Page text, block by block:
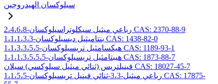
سيلوكسان الهيدروجين
2،4،6،8-رباعي ميثيل سيكلوتراسيلوكسان CAS: 2370-88-9
1،1،1،3،3-بنتاميثيل ديسيلوكسان CAS: 1438-82-0
1،1،3،3،5،5-هيكسامثيل تريسيلوكسان CAS: 1189-93-1
1،1،1،3،5،5،5-هيبتامثيل تريسيلوكسان CAS: 1873-88-7
فينيلتريس (ثنائي ميثيل سيلوكسي) سيلان CAS: 18027-45-7
1،1،5،5-رباعي ميثيل-3،3-ثنائي فينيل تريسيلوكسان CAS: 17875-